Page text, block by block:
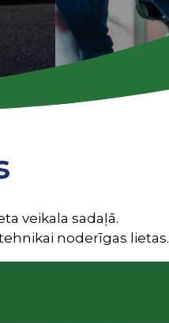
veikala sadaļā.
noderīgas lietas.